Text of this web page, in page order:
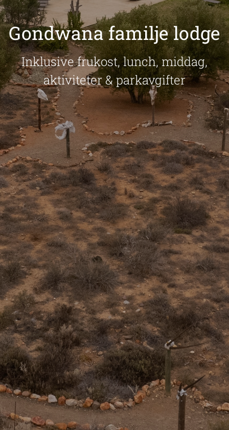
Gondwana familje lodge
Inklusive frukost, lunch, middag,
aktiviteter & parkavgifter